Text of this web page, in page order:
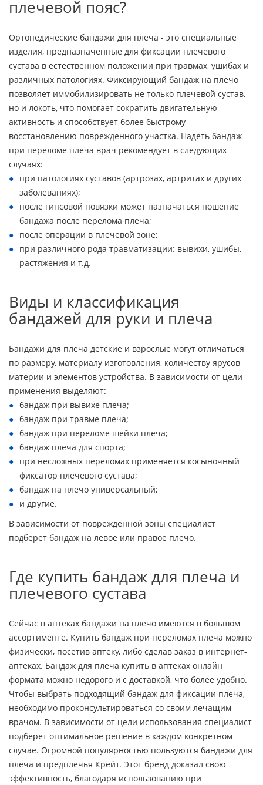
плечевой пояс?
Ортопедические бандажи для плеча - это специальные
изделия, предназначенные для фиксации плечевого
сустава в естественном положении при травмах, ушибах и
различных патологиях. Фиксирующий бандаж на плечо
позволяет иммобилизировать не только плечевой сустав,
но и локоть, что помогает сократить двигательную
активность и способствует более быстрому
восстановлению поврежденного участка. Надеть бандаж
при переломе плеча врач рекомендует в следующих
случаях:
при патологиях суставов (артрозах, артритах и других
заболеваниях);
после гипсовой повязки может назначаться ношение
бандажа после перелома плеча;
после операции в плечевой зоне;
при различного рода травматизации: вывихи, ушибы,
растяжения и т.д.
Виды и классификация
бандажей для руки и плеча
Бандажи для плеча детские и взрослые могут отличаться
по размеру, материалу изготовления, количеству ярусов
материи и элементов устройства. В зависимости от цели
применения выделяют:
бандаж при вывихе плеча;
бандаж при травме плеча;
бандаж при переломе шейки плеча;
бандаж плеча для спорта;
при несложных переломах применяется косыночный
фиксатор плечевого сустава;
бандаж на плечо универсальный;
и другие.
В зависимости от поврежденной зоны специалист
подберет бандаж на левое или правое плечо.
Где купить бандаж для плеча и
плечевого сустава
Сейчас в аптеках бандажи на плечо имеются в большом
ассортименте. Купить бандаж при переломах плеча можно
физически, посетив аптеку, либо сделав заказ в интернет-
аптеках. Бандаж для плеча купить в аптеках онлайн
формата можно недорого и с доставкой, что более удобно.
Чтобы выбрать подходящий бандаж для фиксации плеча,
необходимо проконсультироваться со своим лечащим
врачом. В зависимости от цели использования специалист
подберет оптимальное решение в каждом конкретном
случае. Огромной популярностью пользуются бандажи для
плеча и предплечья Крейт. Этот бренд доказал свою
эффективность, благодаря использованию при